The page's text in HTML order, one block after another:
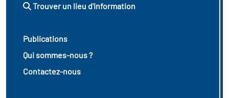
Trouver un lieu d'information
Publications
Qui sommes-nous ?
Contactez-nous